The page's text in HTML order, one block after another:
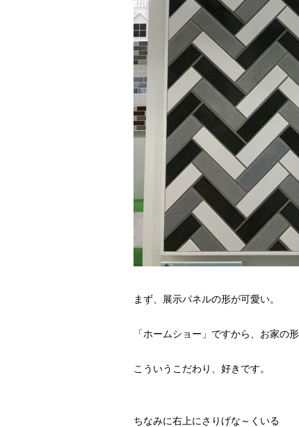
まず、展示パネルの形が可愛い。
「ホームショー」ですから、お家の
こういうこだわり、好きです。
ちなみに右上にさりげな～くいる